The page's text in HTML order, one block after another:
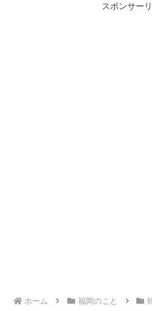
スポンサー
ホーム 福岡のこと